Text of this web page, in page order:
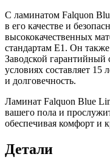
С ламинатом Falquon
в его качестве и
высококачественных
стандартам Е1. Он
Заводской гарантийный
условиях составляет 15
и долговечность.
Ламинат Falquon Blue
вашего пола и
обеспечивая комфорт и
Детали